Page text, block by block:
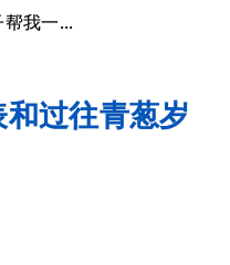
我一...
过往青葱岁